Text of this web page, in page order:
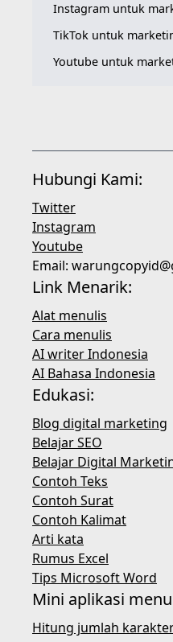
Instagram untuk
TikTok untuk
Youtube untuk
Hubungi Kami:
Twitter
Instagram
Youtube
Email:
Link Menarik:
Alat menulis
Cara menulis
AI writer Indonesia
AI Bahasa Indonesia
Edukasi:
Blog digital marketing
Belajar SEO
Belajar Digital
Contoh Teks
Contoh Surat
Contoh Kalimat
Arti kata
Rumus Excel
Tips Microsoft Word
Mini aplikasi
Hitung jumlah